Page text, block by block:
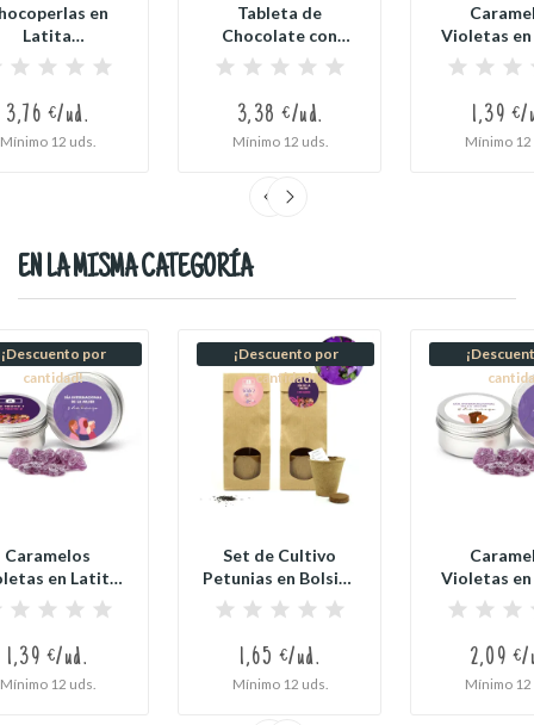
en
Latita
para
el Día...
3,76 €/ud.
Mínimo 12 uds.
Tableta de
Chocolate con
Leche con
Envoltorio...
3,38 €/ud.
Mínimo 12 uds.
Violetas
1,39 €/
Mínimo 12
EN LA MISMA CATEGORÍA
¡Descuento por
cantidad!
Caramelos
en Latita
Redonda...
1,39 €/ud.
Mínimo 12 uds.
¡Descuento por
cantidad!
Set de Cultivo
Petunias en Bolsita
Kraft...
1,65 €/ud.
Mínimo 12 uds.
Violetas
Redonda
2,09 €/
Mínimo 12